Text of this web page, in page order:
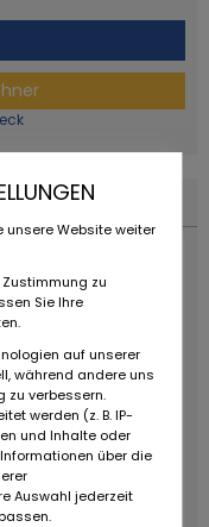
unsere Website weiter
zu
Sie Ihre
auf unserer
während andere uns
zu verbessern.
werden (z. B. IP-
und Inhalte oder
über die
Auswahl jederzeit